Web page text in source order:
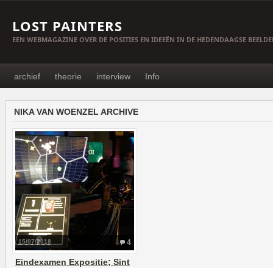
LOST PAINTERS
EEN WEBMAGAZINE OVER DE POSITIES EN IDEEËN IN DE HEDENDAAGSE
archief theorie interview Info
NIKA VAN WOENZEL ARCHIVE
4
15/07/2018
Eindexamen Expositie; Sint